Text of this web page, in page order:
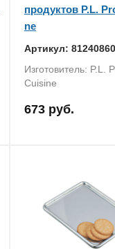
продуктов P.L.
ne
Артикул: 81240860
Изготовитель: P.L.
Cuisine
673 руб.